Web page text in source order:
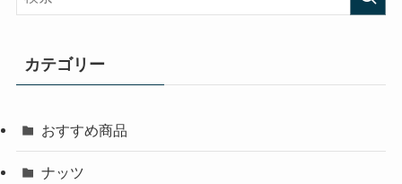
カテゴリー
おすすめ商品
ナッツ